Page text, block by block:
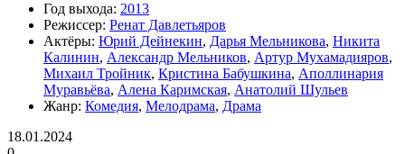
Год выхода: 2013
Режиссер: Ренат Давлетьяров
Актёры: Юрий Дейнекин, Дарья Мельникова, Никита
Калинин, Александр Мельников, Артур Мухамадияров,
Михаил Тройник, Кристина Бабушкина, Аполлинария
Муравьёва, Алена Каримская, Анатолий Шульев
Жанр: Комедия, Мелодрама, Драма
18.01.2024